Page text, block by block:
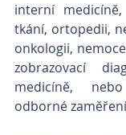
interní
tkání, ortopedii,
onkologii,
zobrazovací
medicíně,
odborné